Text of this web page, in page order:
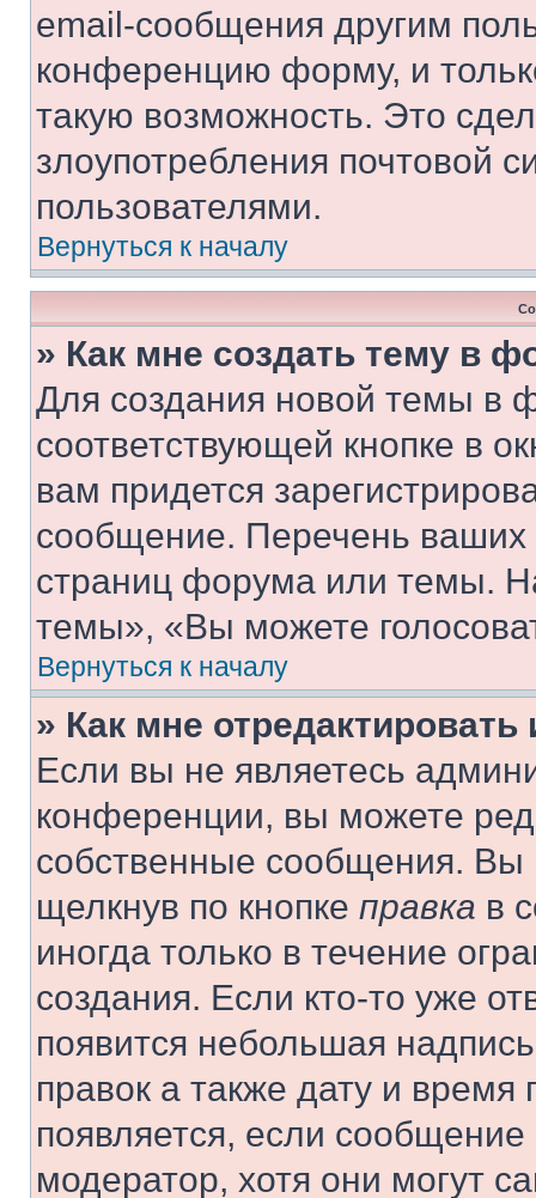
email-сообщения другим
конференцию форму, и
такую возможность. Это
злоупотребления почтовой
пользователями.
Вернуться к началу
» Как мне создать тему в
Для создания новой темы в
соответствующей кнопке в
вам придется
сообщение. Перечень ваших
страниц форума или темы.
темы», «Вы можете
Вернуться к началу
» Как мне
Если вы не являетесь
конференции, вы можете
собственные сообщения. Вы
щелкнув по кнопке правка в
иногда только в течение
создания. Если кто-то уже
появится небольшая
правок а также дату и
появляется, если
модератор, хотя они могут